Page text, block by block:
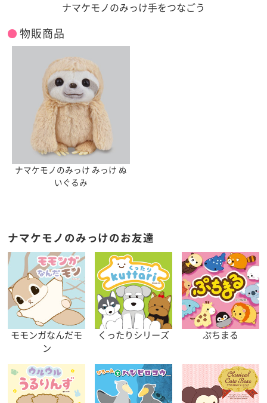
ナマケモノのみっけ手をつなごう
物販商品
ナマケモノのみっけ みっけ ぬ
いぐるみ
ナマケモノのみっけのお友達
モモンガなんだモ
ン
くったりシリーズ ぷちまる